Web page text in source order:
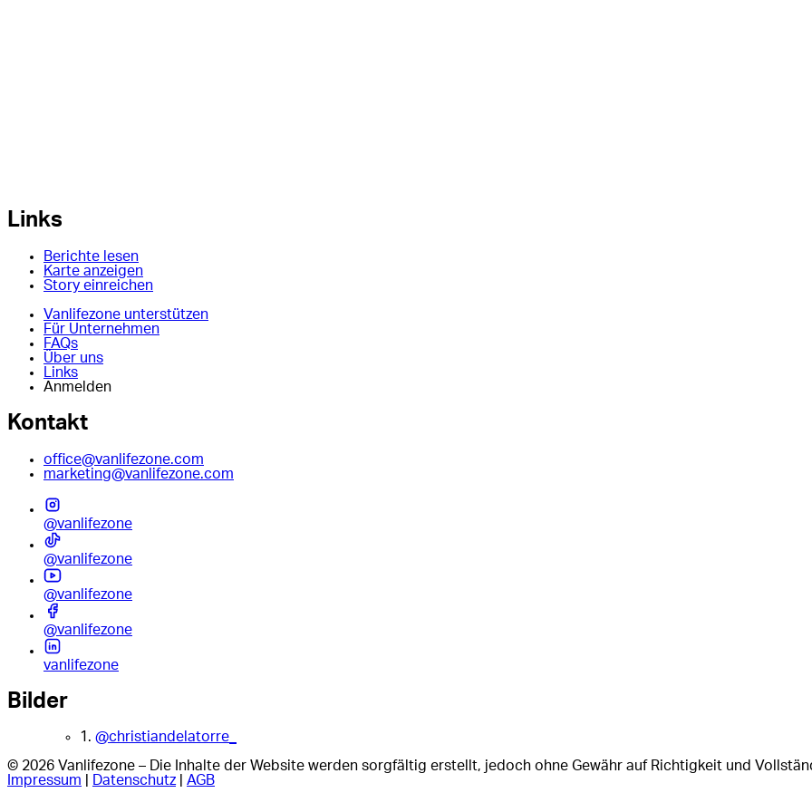
Links
Berichte lesen
Karte anzeigen
Story einreichen
Vanlifezone unterstützen
Für Unternehmen
FAQs
Über uns
Links
Anmelden
Kontakt
office@vanlifezone.com
marketing@vanlifezone.com
@vanlifezone
@vanlifezone
@vanlifezone
@vanlifezone
vanlifezone
Bilder
1. @christiandelatorre_
© 2026 Vanlifezone – Die Inhalte der Website werden sorgfältig erstellt, jedoch ohne Gewähr auf Richtigkeit und
Impressum
Datenschutz| AGB